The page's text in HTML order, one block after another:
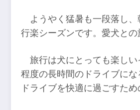
ようやく猛暑も一段落し
行楽シーズンです。愛犬との
旅行は犬にとっても楽し
程度の長時間のドライブに
ドライブを快適に過ごすため